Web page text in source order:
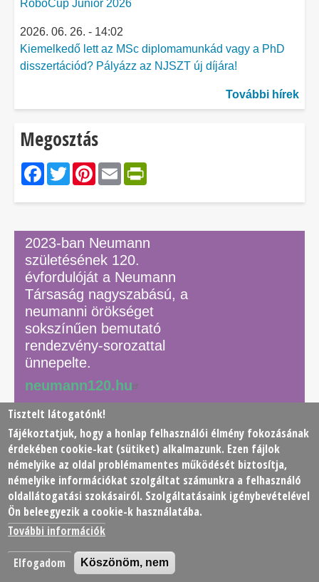
RoboCup Junior 2026
2026. 06. 26. - 14:02
Kiemelkedő lett az MSc diplomamunkád vagy a PhD
disszertációd? Pályázz az NJSZT új díjára!
További hírek
Megosztás
Facebook
Twitter
Pinterest
Email
2023-ban Neumann
születésének 120.
évfordulóját a Neumann
Társaság nagyszabású, a
neumanni örökséget
sokszínűen bemutató
rendezvény-sorozattal
ünnepelte.
neumann120.hu
© 2026 Neumann János Számítógéptudományi Társaság
(NJSZT)
Footer
menu
Adatkezelési tájékoztató Impresszum Kapcsolat
Tisztelt látogatónk!
Tájékoztatjuk, hogy a honlap felhasználói élmény fokozásának
érdekében cookie-kat (sütiket) alkalmazunk. Ezen fájlok
némelyike az oldal problémamentes működését biztosítja,
némelyike információkat szolgáltat számunkra a felhasználó
oldallátogatási szokásairól. Szolgáltatásaink igénybevételével
Ön beleegyezik a cookie-k használatába.
További információk
Elfogadom Köszönöm, nem